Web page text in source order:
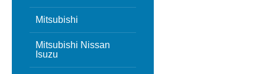
Mitsubishi
Mitsubishi Nissan
Isuzu